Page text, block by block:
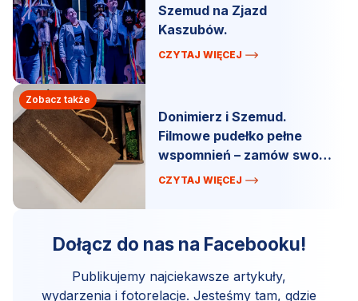
Szemud na Zjazd
Kaszubów.
CZYTAJ WIĘCEJ
Zobacz także
Donimierz i Szemud.
Filmowe pudełko pełne
wspomnień – zamów swoją
kopię!
CZYTAJ WIĘCEJ
Dołącz do nas na Facebooku!
Publikujemy najciekawsze artykuły,
wydarzenia i fotorelacje. Jesteśmy tam, gdzie